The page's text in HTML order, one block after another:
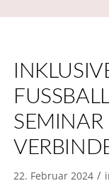
EMINAR
22. Februar 2024 /